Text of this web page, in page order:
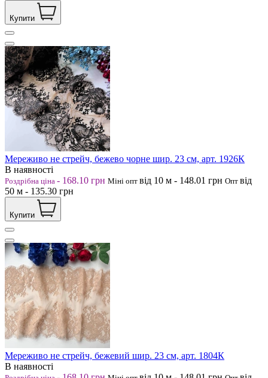
Купити
Мереживо не стрейч, бежево чорне шир. 23 см, арт. 1926К
В наявності
Роздрібна ціна - 168.10 грн Міні опт від 10 м - 148.01 грн Опт від
50 м - 135.30 грн
Купити
Мереживо не стрейч, бежевий шир. 23 см, арт. 1804К
В наявності